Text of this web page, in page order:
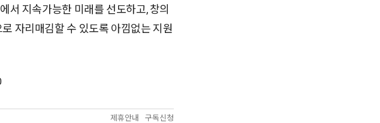
서 지속가능한 미래를 선도하고, 창의
자리매김할 수 있도록 아낌없는 지원
제휴안내 구독신청